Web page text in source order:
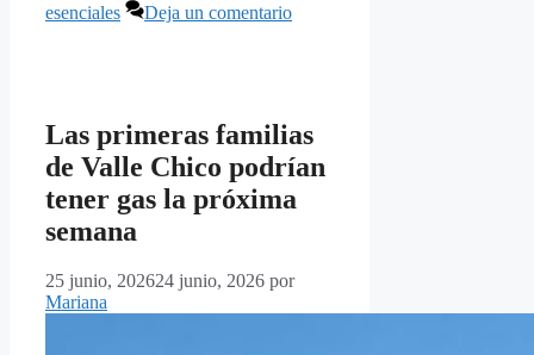
esenciales
Deja un comentario
Las primeras familias
de Valle Chico podrían
tener gas la próxima
semana
25 junio, 202624 junio, 2026 por
Mariana